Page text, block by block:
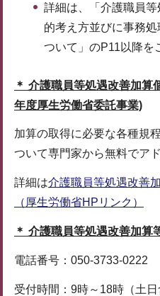
詳細は、「介護職員
的考え方並びに事務
ついて」のP11以降を
＊ 介護職員等処遇改善加算
年度厚生労働省委託事業)
加算の取得に必要な各種規
ついて専門家から無料でア
詳細は介護職員等処遇改善
（厚生労働省HPリンク）
＊ 介護職員等処遇改善加
電話番号：050-3733-0222
受付時間：9時～18時（土日